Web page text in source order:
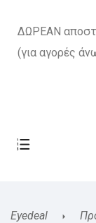
ΔΩΡΕΑΝ
(για αγορές
Eyedeal